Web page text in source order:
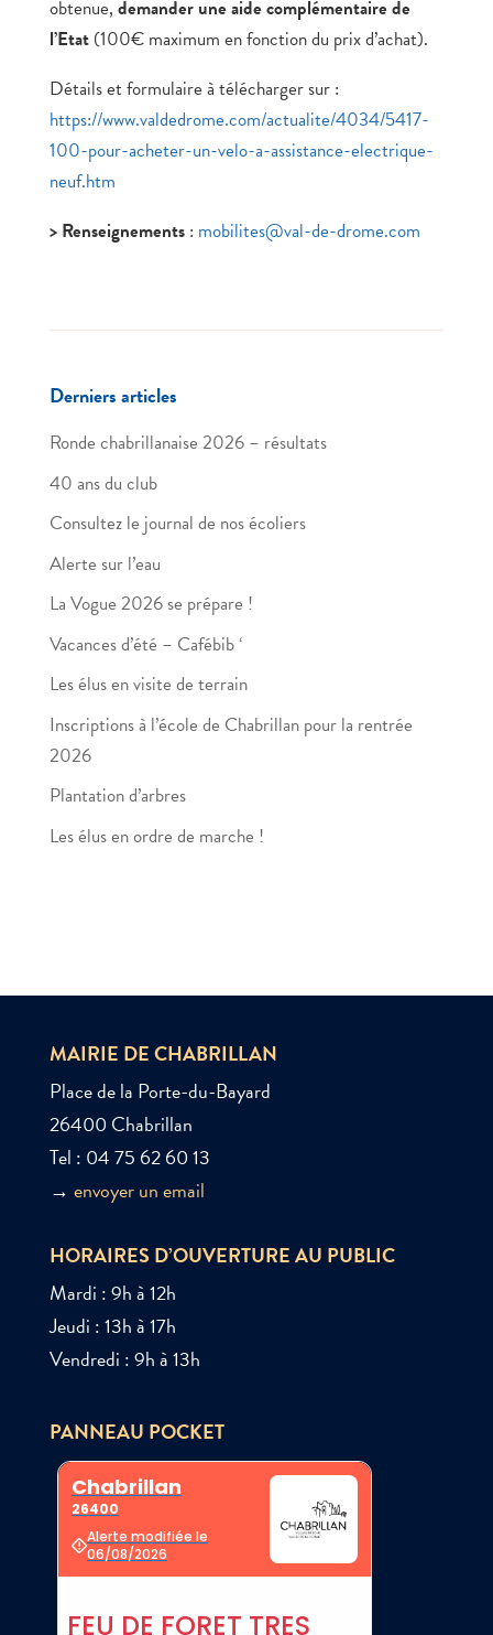
obtenue, demander une aide complémentaire de
l’Etat (100€ maximum en fonction du prix d’achat).
Détails et formulaire à télécharger sur :
https://www.valdedrome.com/actualite/4034/5417-
100-pour-acheter-un-velo-a-assistance-electrique-
neuf.htm
> Renseignements: mobilites@val-de-drome.com
Derniers articles
Ronde chabrillanaise 2026 – résultats
40 ans du club
Consultez le journal de nos écoliers
Alerte sur l’eau
La Vogue 2026 se prépare !
Vacances d’été – Cafébib ‘
Les élus en visite de terrain
Inscriptions à l’école de Chabrillan pour la rentrée
2026
Plantation d’arbres
Les élus en ordre de marche !
MAIRIE DE CHABRILLAN
Place de la Porte-du-Bayard
26400 Chabrillan
Tel : 04 75 62 60 13
→ envoyer un email
HORAIRES D’OUVERTURE AU PUBLIC
Mardi : 9h à 12h
Jeudi : 13h à 17h
Vendredi : 9h à 13h
PANNEAU POCKET